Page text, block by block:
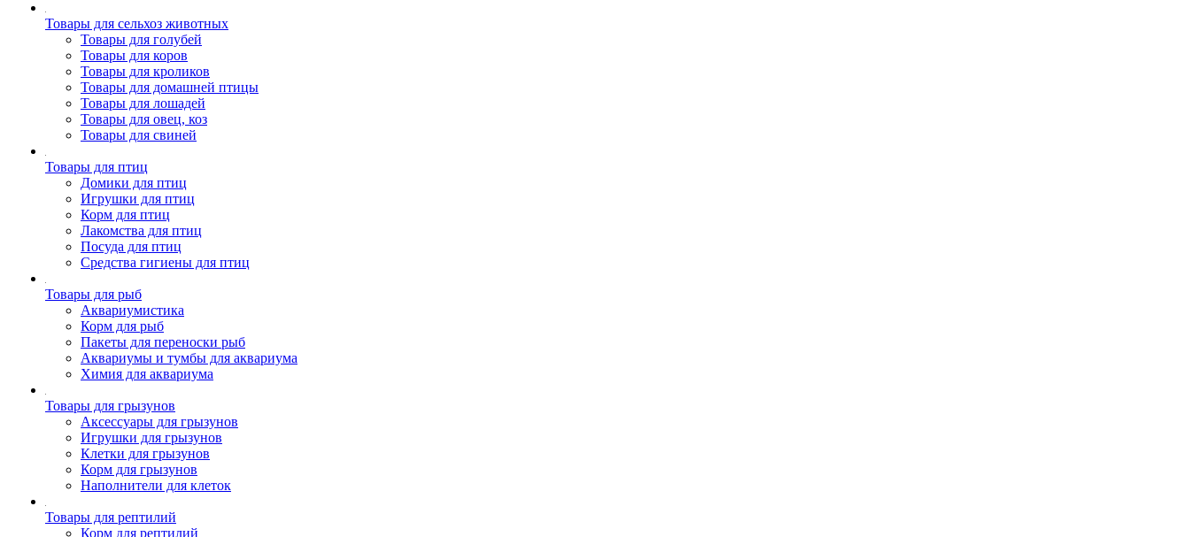
Товары для сельхоз животных
Товары для голубей
Товары для коров
Товары для кроликов
Товары для домашней птицы
Товары для лошадей
Товары для овец, коз
Товары для свиней
Товары для птиц
Домики для птиц
Игрушки для птиц
Корм для птиц
Лакомства для птиц
Посуда для птиц
Средства гигиены для птиц
Товары для рыб
Аквариумистика
Корм для рыб
Пакеты для переноски рыб
Аквариумы и тумбы для аквариума
Химия для аквариума
Товары для грызунов
Аксессуары для грызунов
Игрушки для грызунов
Клетки для грызунов
Корм для грызунов
Наполнители для клеток
Товары для рептилий
Корм для рептилий